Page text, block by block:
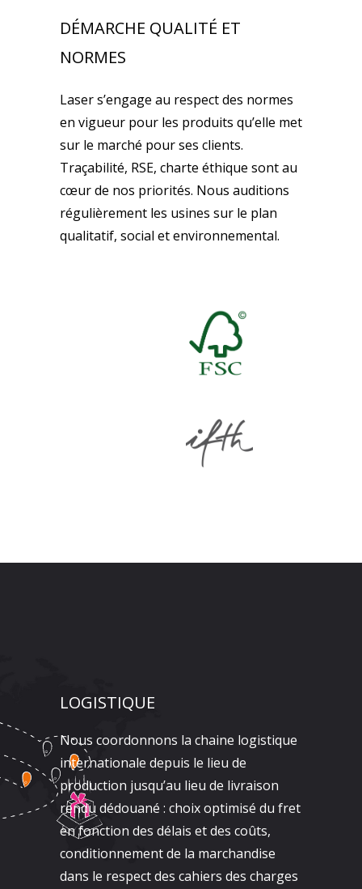
DÉMARCHE QUALITÉ ET
NORMES
Laser s’engage au respect des normes
en vigueur pour les produits qu’elle met
sur le marché pour ses clients.
Traçabilité, RSE, charte éthique sont au
cœur de nos priorités. Nous auditions
régulièrement les usines sur le plan
qualitatif, social et environnemental.
LOGISTIQUE
Nous coordonnons la chaine logistique
internationale depuis le lieu de
production jusqu’au lieu de livraison
rendu dédouané : choix optimisé du fret
en fonction des délais et des coûts,
conditionnement de la marchandise
dans le respect des cahiers des charges